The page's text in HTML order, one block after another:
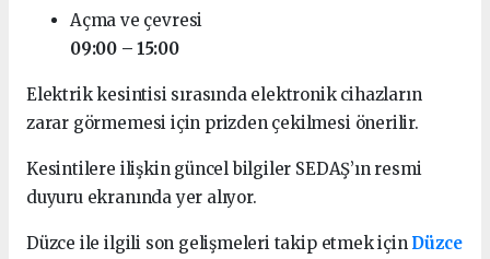
Açma ve çevresi
09:00 – 15:00
Elektrik kesintisi sırasında elektronik cihazların
zarar görmemesi için prizden çekilmesi önerilir.
Kesintilere ilişkin güncel bilgiler SEDAŞ’ın resmi
duyuru ekranında yer alıyor.
Düzce ile ilgili son gelişmeleri takip etmek için Düzce